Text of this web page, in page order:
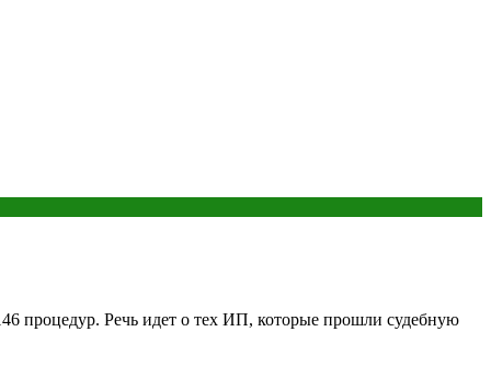
процедур. Речь идет о тех ИП, которые прошли судебную